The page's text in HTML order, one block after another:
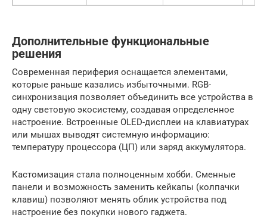
Дополнительные функциональные
решения
Современная периферия оснащается элементами,
которые раньше казались избыточными. RGB-
синхронизация позволяет объединить все устройства в
одну световую экосистему, создавая определенное
настроение. Встроенные OLED-дисплеи на клавиатурах
или мышах выводят системную информацию:
температуру процессора (ЦП) или заряд аккумулятора.
Кастомизация стала полноценным хобби. Сменные
панели и возможность заменить кейкапы (колпачки
клавиш) позволяют менять облик устройства под
настроение без покупки нового гаджета.